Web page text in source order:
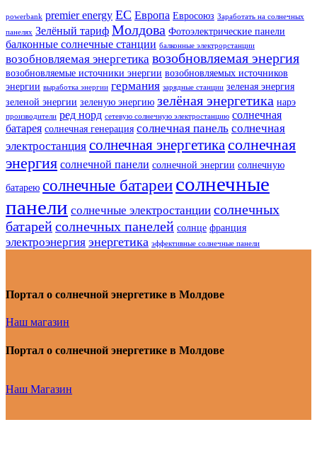
powerbank premier energy ЕС Европа Евросоюз Заработать на солнечных
панелях Зелёный тариф Молдова Фотоэлектрические панели
балконные солнечные станции балконные электрорстанции
возобновляемая энергетика возобновляемая энергия
возобновляемые источники энергии возобновляемых источников
энергии выработка энергии германия зарядные станции зеленая энергия
зеленой энергии зеленую энергию зелёная энергетика нарэ
производители ред норд сетевую солнечную электростанцию солнечная
батарея солнечная генерация солнечная панель солнечная
электростанция солнечная энергетикасолнечная
энергия солнечной панели солнечной энергии солнечную
батарею солнечные батареисолнечные
панели солнечные электростанции солнечных
батарейсолнечных панелей солнце франция
электроэнергия энергетика эффективные солнечные панели
Портал о солнечной энергетике в Молдове
Наш магазин
Портал о солнечной энергетике в Молдове
Наш Магазин